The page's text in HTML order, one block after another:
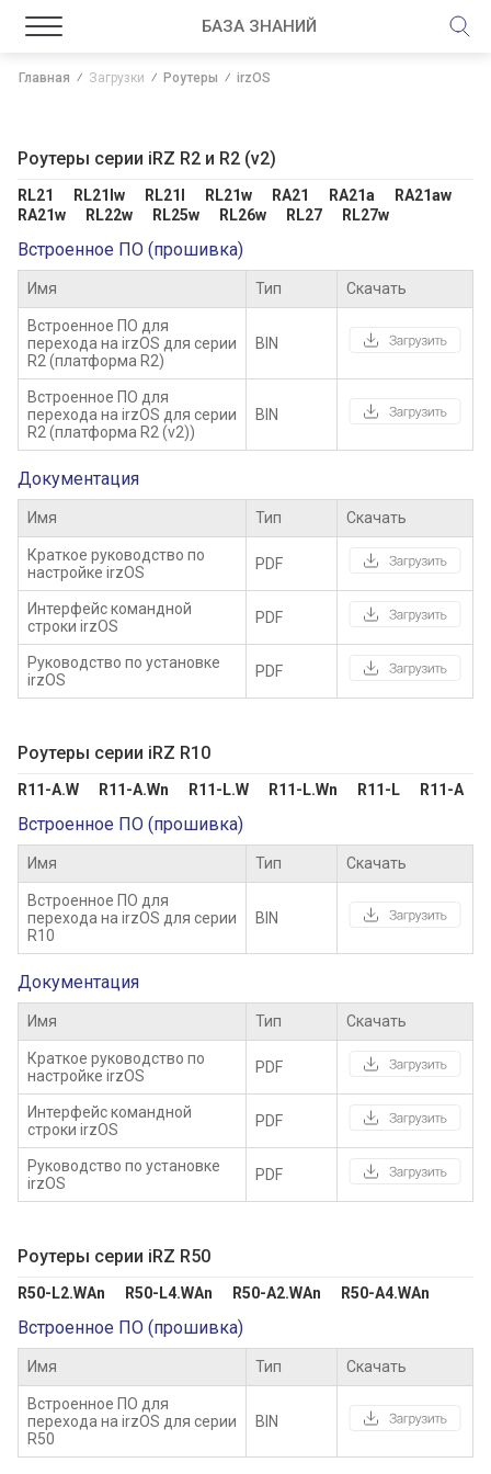
БАЗА ЗНАНИЙ
Главная Загрузки Роутеры irzOS
Роутеры серии iRZ R2 и R2 (v2)
RL21      RL21lw      RL21l      RL21w      RA21      RA21a      RA21aw
RA21w      RL22w      RL25w      RL26w      RL27      RL27w
Встроенное ПО (прошивка)
Имя Тип Скачать
Встроенное ПО для
перехода на irzOS для серии
R2 (платформа R2)
BIN
Встроенное ПО для
перехода на irzOS для серии
R2 (платформа R2 (v2))
BIN
Документация
Имя Тип Скачать
Краткое руководство по
настройке irzOS
PDF
Интерфейс командной
строки irzOS
PDF
Руководство по установке
irzOS
PDF
Роутеры серии iRZ R10
R11-A.W      R11-A.Wn      R11-L.W      R11-L.Wn      R11-L      R11-A
Встроенное ПО (прошивка)
Имя Тип Скачать
Встроенное ПО для
перехода на irzOS для серии
R10
BIN
Документация
Имя Тип Скачать
Краткое руководство по
настройке irzOS
PDF
Интерфейс командной
строки irzOS
PDF
Руководство по установке
irzOS
PDF
Роутеры серии iRZ R50
R50-L2.WAn      R50-L4.WAn      R50-A2.WAn      R50-A4.WAn
Встроенное ПО (прошивка)
Имя Тип Скачать
Встроенное ПО для
перехода на irzOS для серии
R50
BIN